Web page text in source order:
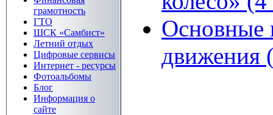
грамотность
ГТО
ШСК «Самбист»
Летний отдых
Цифровые сервисы
Интернет - ресурсы
Фотоальбомы
Блог
Информация о
сайте
Основные
движения